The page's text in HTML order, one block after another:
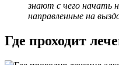
знают с чего начать
направленные на
Где проходит